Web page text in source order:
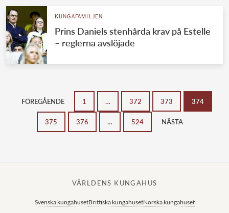
Marockanska kungahuset
Monacos furstehus
KUNGAFAMILJEN
Prins Daniels stenhårda krav på Estelle
– reglerna avslöjade
FÖREGÅENDE 1 … 372 373 374
375 376 … 524 NÄSTA
VÄRLDENS KUNGAHUS
Svenska kungahusetBrittiska kungahusetNorska kungahuset